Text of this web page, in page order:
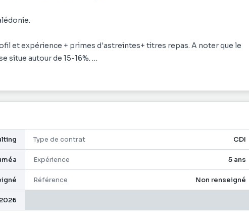
et expérience + primes d'astreintes+ titres repas. A noter que le
situe autour de 15-16%.
Type de contrat CDI
Expérience 5 ans
Référence Non renseigné